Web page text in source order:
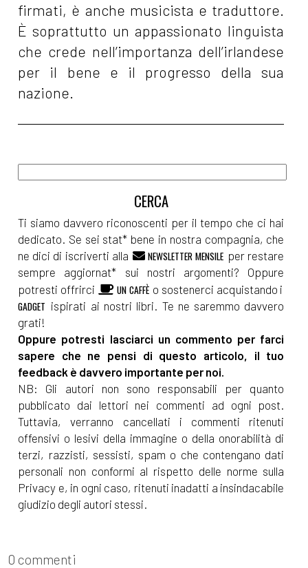
firmati, è anche musicista e traduttore.
È soprattutto un appassionato linguista
che crede nell’importanza dell’irlandese
per il bene e il progresso della sua
nazione.
Ti siamo davvero riconoscenti per il tempo che ci hai
dedicato. Se sei stat* bene in nostra compagnia, che
ne dici di iscriverti alla
NEWSLETTER MENSILE per restare
sempre aggiornat* sui nostri argomenti? Oppure
potresti offrirci
UN CAFFÈ o sostenerci acquistando i
GADGET ispirati ai nostri libri. Te ne saremmo davvero
grati!
Oppure potresti lasciarci un commento per farci
sapere che ne pensi di questo articolo, il tuo
feedback è davvero importante per noi.
NB: Gli autori non sono responsabili per quanto
pubblicato dai lettori nei commenti ad ogni post.
Tuttavia, verranno cancellati i commenti ritenuti
offensivi o lesivi della immagine o della onorabilità di
terzi, razzisti, sessisti, spam o che contengano dati
personali non conformi al rispetto delle norme sulla
Privacy e, in ogni caso, ritenuti inadatti a insindacabile
giudizio degli autori stessi.
0 commenti